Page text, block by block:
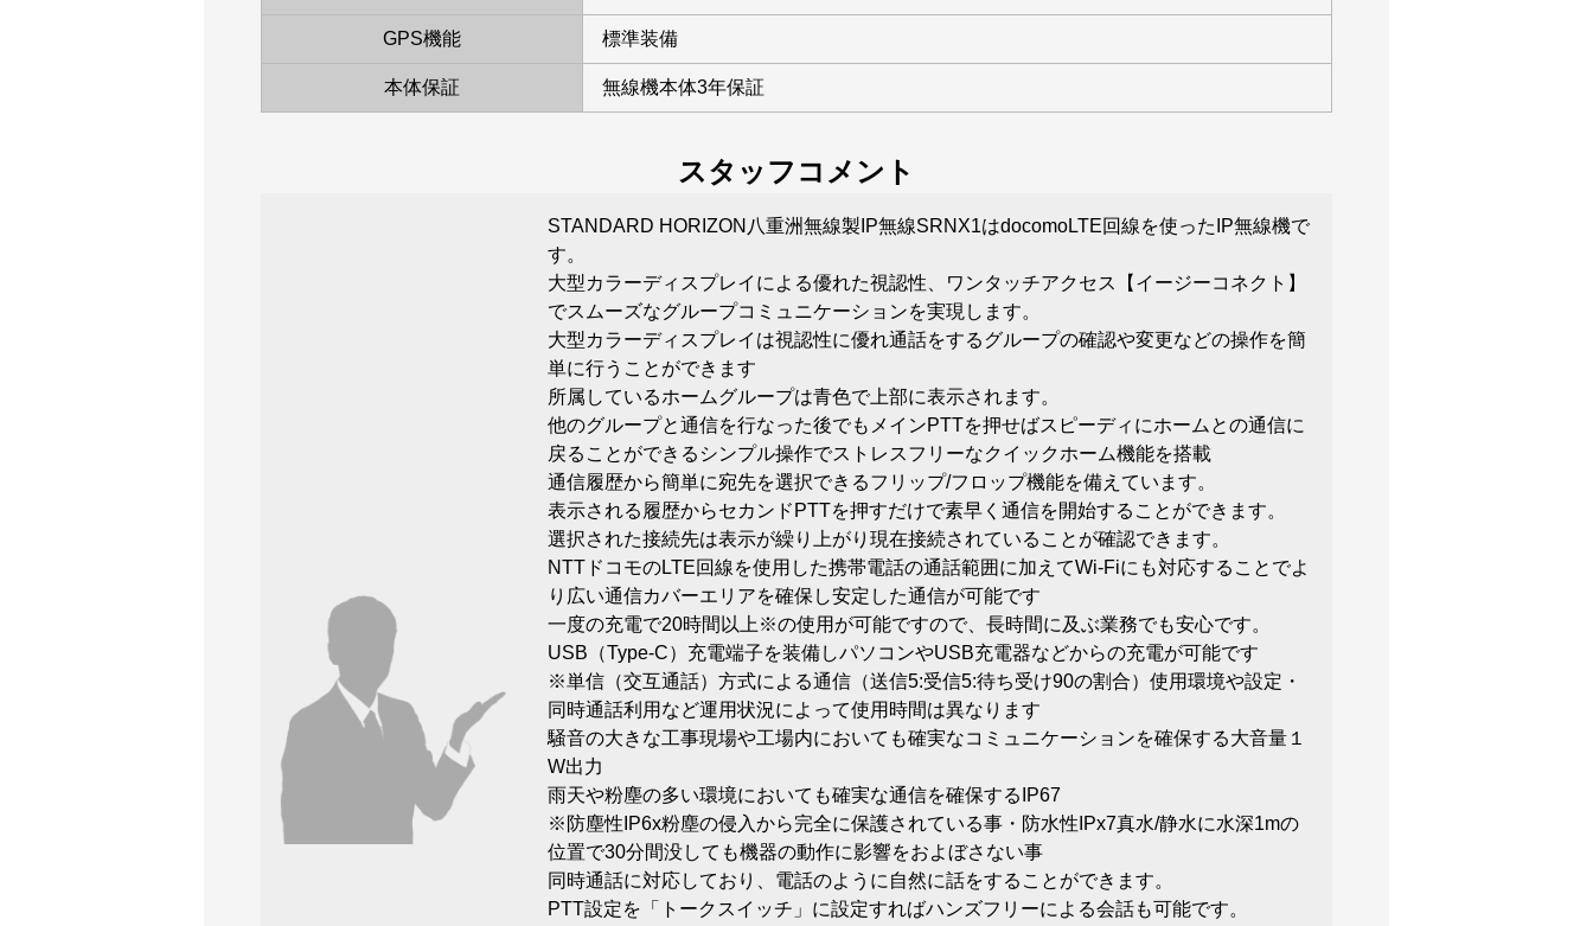
GPS機能 標準装備
本体保証 無線機本体3年保証
スタッフコメント
STANDARD HORIZON八重洲無線製IP無線SRNX1はdocomoLTE回線を使ったIP無線機で
す。
大型カラーディスプレイによる優れた視認性、ワンタッチアクセス【イージーコネクト】
でスムーズなグループコミュニケーションを実現します。
大型カラーディスプレイは視認性に優れ通話をするグループの確認や変更などの操作を簡
単に行うことができます
所属しているホームグループは青色で上部に表示されます。
他のグループと通信を行なった後でもメインPTTを押せばスピーディにホームとの通信に
戻ることができるシンプル操作でストレスフリーなクイックホーム機能を搭載
通信履歴から簡単に宛先を選択できるフリップ/フロップ機能を備えています。
表示される履歴からセカンドPTTを押すだけで素早く通信を開始することができます。
選択された接続先は表示が繰り上がり現在接続されていることが確認できます。
NTTドコモのLTE回線を使用した携帯電話の通話範囲に加えてWi-Fiにも対応することでよ
り広い通信カバーエリアを確保し安定した通信が可能です
一度の充電で20時間以上※の使用が可能ですので、長時間に及ぶ業務でも安心です。
USB（Type-C）充電端子を装備しパソコンやUSB充電器などからの充電が可能です
※単信（交互通話）方式による通信（送信5:受信5:待ち受け90の割合）使用環境や設定・
同時通話利用など運用状況によって使用時間は異なります
騒音の大きな工事現場や工場内においても確実なコミュニケーションを確保する大音量１
W出力
雨天や粉塵の多い環境においても確実な通信を確保するIP67
※防塵性IP6x粉塵の侵入から完全に保護されている事・防水性IPx7真水/静水に水深1mの
位置で30分間没しても機器の動作に影響をおよぼさない事
同時通話に対応しており、電話のように自然に話をすることができます。
PTT設定を「トークスイッチ」に設定すればハンズフリーによる会話も可能です。